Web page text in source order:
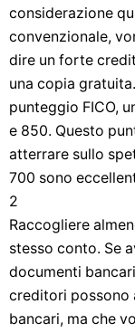
considerazione
convenzionale,
dire un forte
una copia
punteggio FICO,
e 850. Questo
atterrare sullo
700 sono
2
Raccogliere
stesso conto. Se
documenti
creditori possono
bancari, ma che